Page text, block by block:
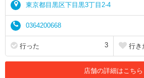
東京都目黒区下目黒3丁目2-4
0364200668
行った 3 行き
店舗の詳細はこちら